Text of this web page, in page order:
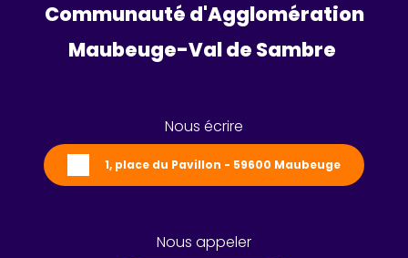
Communauté d'Agglomération
Maubeuge-Val de Sambre
Nous écrire
1, place du Pavillon - 59600 Maubeuge
Nous appeler